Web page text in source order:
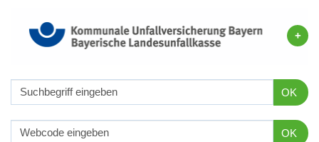
OK
OK